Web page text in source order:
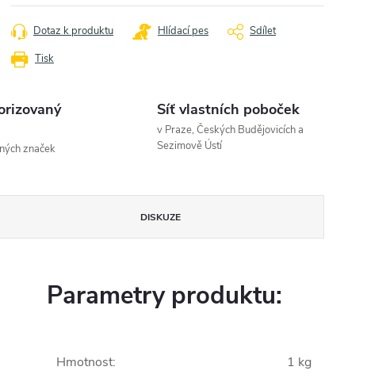
Tisk
Dotaz k produktu Hlídací pes Sdílet
značek
Síť vlastních poboček
v Praze, Českých Budějovicích a
Sezimově Ústí
DISKUZE
Parametry produktu:
Hmotnost: 1 kg